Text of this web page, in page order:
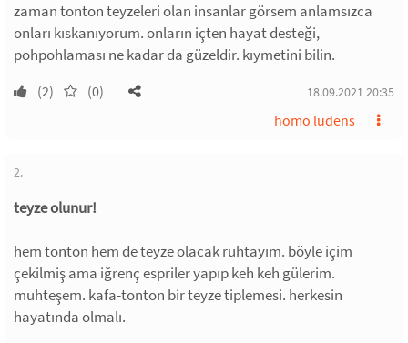
zaman tonton teyzeleri olan insanlar görsem anlamsızca
onları kıskanıyorum. onların içten hayat desteği,
pohpohlaması ne kadar da güzeldir. kıymetini bilin.
(2) (0) 18.09.2021 20:35
homo ludens
2.
teyze olunur!
hem tonton hem de teyze olacak ruhtayım. böyle içim
çekilmiş ama iğrenç espriler yapıp keh keh gülerim.
muhteşem. kafa-tonton bir teyze tiplemesi. herkesin
hayatında olmalı.